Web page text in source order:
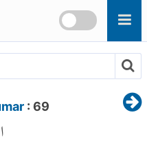
: 69